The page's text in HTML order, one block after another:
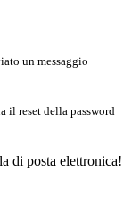
un messaggio
il reset della password
di posta elettronica!